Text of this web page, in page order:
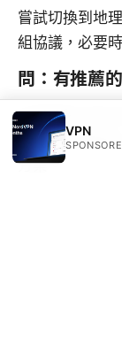
嘗試切換到地
組協議，必要
問：有推薦
免費節點可能
途可以短期使
方案。
VPN